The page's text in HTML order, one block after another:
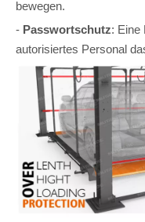
bewegen.
- Passwortschutz: Eine
autorisiertes Personal